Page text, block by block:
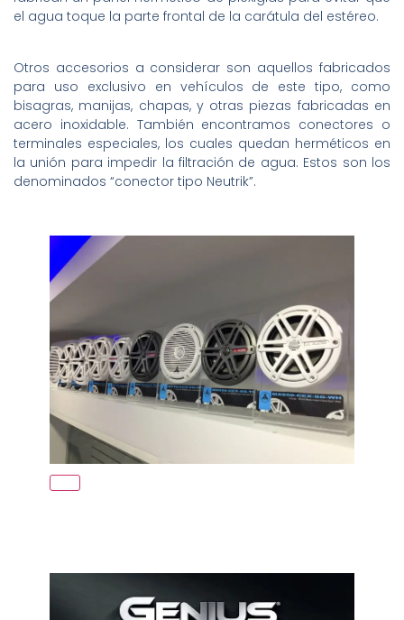
el agua toque la parte frontal de la carátula del estéreo.
Otros accesorios a considerar son aquellos fabricados
para uso exclusivo en vehículos de este tipo, como
bisagras, manijas, chapas, y otras piezas fabricadas en
acero inoxidable. También encontramos conectores o
terminales especiales, los cuales quedan herméticos en
la unión para impedir la filtración de agua. Estos son los
denominados “conector tipo Neutrik”.